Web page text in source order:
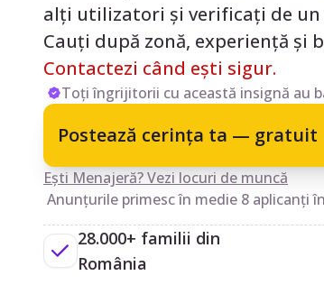
alți utilizatori și verificați de un
Cauți după zonă, experiență și
Contactezi când ești sigur.
Toți îngrijitorii cu această insignă au
Postează cerința ta — gratuit
Ești Menajeră? Vezi locuri de muncă
Anunțurile primesc în medie 8 aplicanți
28.000+ familii din
România